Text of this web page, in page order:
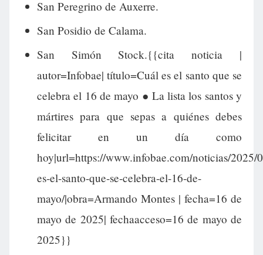
San Peregrino de Auxerre.
San Posidio de Calama.
San Simón Stock.{{cita noticia |
autor=Infobae| título=Cuál es el santo que se
celebra el 16 de mayo ● La lista los santos y
mártires para que sepas a quiénes debes
felicitar en un día como
hoy|url=https://www.infobae.com/noticias/2025/
es-el-santo-que-se-celebra-el-16-de-
mayo/|obra=Armando Montes | fecha=16 de
mayo de 2025| fechaacceso=16 de mayo de
2025}}